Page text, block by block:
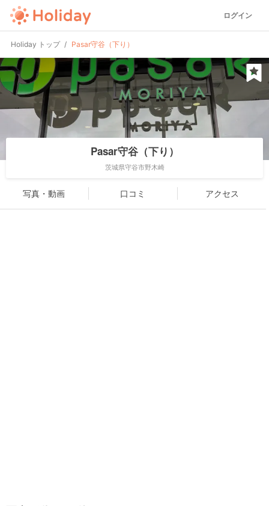
ログイン
Holiday トップ Pasar守谷（下り）
Pasar守谷（下り）
茨城県守谷市野木崎
写真・動画 口コミ アクセス